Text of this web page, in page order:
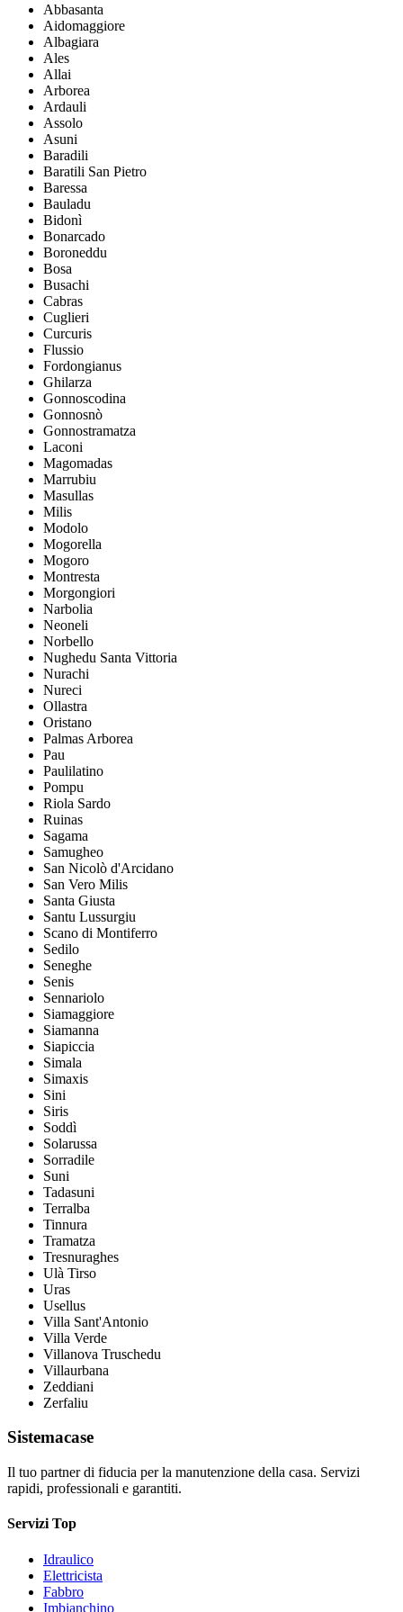
Abbasanta
Aidomaggiore
Albagiara
Ales
Allai
Arborea
Ardauli
Assolo
Asuni
Baradili
Baratili San Pietro
Baressa
Bauladu
Bidonì
Bonarcado
Boroneddu
Bosa
Busachi
Cabras
Cuglieri
Curcuris
Flussio
Fordongianus
Ghilarza
Gonnoscodina
Gonnosnò
Gonnostramatza
Laconi
Magomadas
Marrubiu
Masullas
Milis
Modolo
Mogorella
Mogoro
Montresta
Morgongiori
Narbolia
Neoneli
Norbello
Nughedu Santa Vittoria
Nurachi
Nureci
Ollastra
Oristano
Palmas Arborea
Pau
Paulilatino
Pompu
Riola Sardo
Ruinas
Sagama
Samugheo
San Nicolò d'Arcidano
San Vero Milis
Santa Giusta
Santu Lussurgiu
Scano di Montiferro
Sedilo
Seneghe
Senis
Sennariolo
Siamaggiore
Siamanna
Siapiccia
Simala
Simaxis
Sini
Siris
Soddì
Solarussa
Sorradile
Suni
Tadasuni
Terralba
Tinnura
Tramatza
Tresnuraghes
Ulà Tirso
Uras
Usellus
Villa Sant'Antonio
Villa Verde
Villanova Truschedu
Villaurbana
Zeddiani
Zerfaliu
Sistemacase
Il tuo partner di fiducia per la manutenzione della casa. Servizi
rapidi, professionali e garantiti.
Servizi Top
Idraulico
Elettricista
Fabbro
Imbianchino